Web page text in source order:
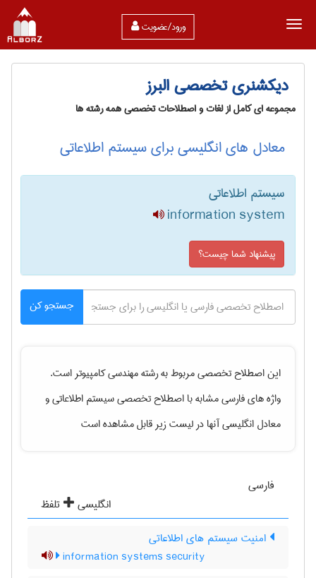
ورود/عضویت
دیکشنری تخصصی البرز
مجموعه ای کامل از لغات و اصطلاحات تخصصی همه رشته ها
معادل های انگلیسی برای سیستم اطلاعاتی
سیستم اطلاعاتی
information system
پیشنهاد شما چیست؟
جستجو کن
این اصطلاح تخصصی مربوط به رشتهمهندسی كامپيوتراست.
واژه های فارسی مشابه با اصطلاح تخصصیسیستم اطلاعاتیو
معادل انگلیسی آنها در لیست زیر قابل مشاهده است
فارسی
انگلیسی
تلفظ
امنیت سیستم های اطلاعاتی
information systems security